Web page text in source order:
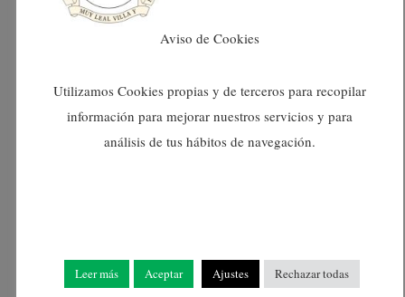
noviembre 2023
Aviso de Cookies
Utilizamos Cookies propias y de terceros para recopilar
información para mejorar nuestros servicios y para
análisis de tus hábitos de navegación.
Leer más Aceptar Ajustes Rechazar todas